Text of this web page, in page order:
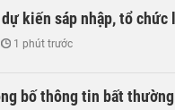
kiến sáp nhập, tổ chức
1 phút trước
bố thông tin bất